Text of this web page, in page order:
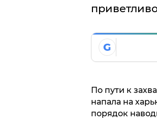
G
По пути к
напала на
порядок